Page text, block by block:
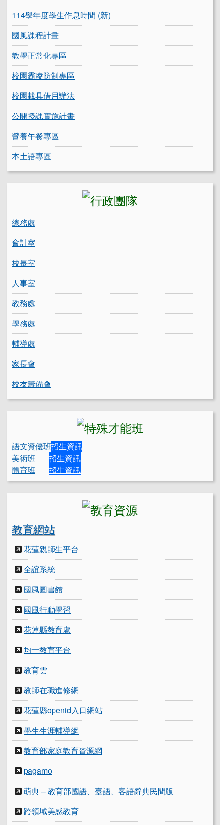
114學年度學生作息時間 (新)
國風課程計畫
教學正常化專區
校園霸凌防制專區
校園載具借用辦法
公開授課實施計畫
營養午餐專區
本土語專區
總務處
會計室
校長室
人事室
教務處
學務處
輔導處
家長會
校友籌備會
語文資優班招生資訊
美術班
招生資訊
體育班
招生資訊
教育網站
花蓮親師生平台
全誼系統
國風圖書館
國風行動學習
花蓮縣教育處
均一教育平台
教育雲
教師在職進修網
花蓮縣openid入口網站
學生生涯輔導網
教育部家庭教育資源網
pagamo
萌典 – 教育部國語、臺語、客語辭典民間版
跨領域美感教育